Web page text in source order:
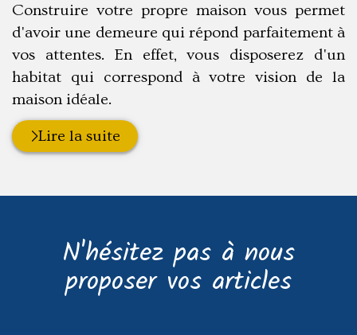
Construire votre propre maison vous permet
d'avoir une demeure qui répond parfaitement à
vos attentes. En effet, vous disposerez d'un
habitat qui correspond à votre vision de la
maison idéale.
Lire la suite
N'hésitez pas à nous
proposer vos articles